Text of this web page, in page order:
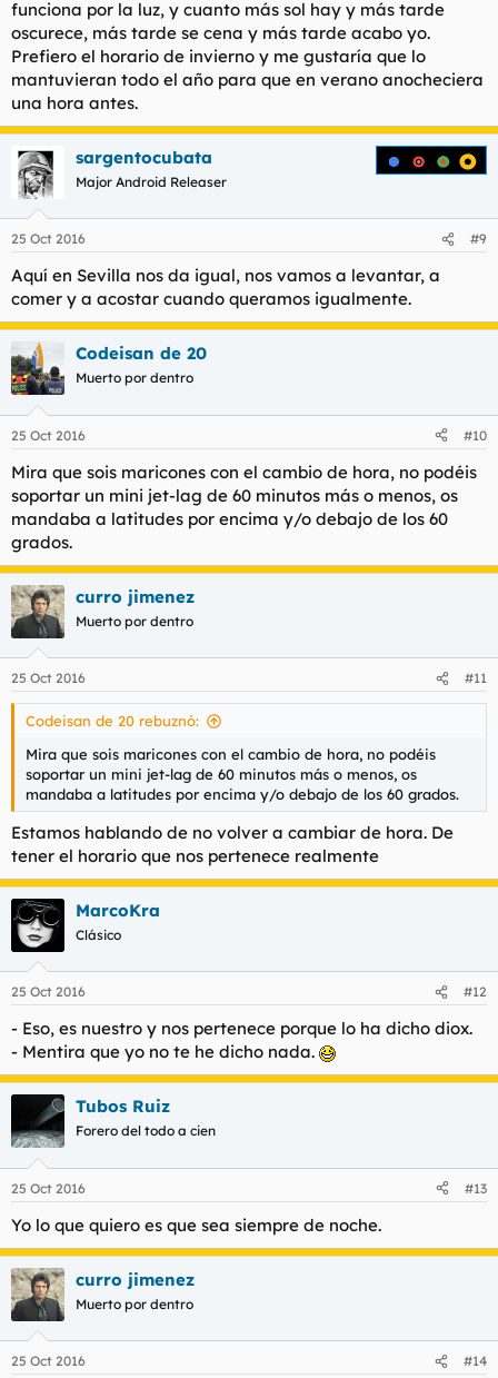
funciona por la luz, y cuanto más sol hay y más tarde
oscurece, más tarde se cena y más tarde acabo yo.
Prefiero el horario de invierno y me gustaría que lo
mantuvieran todo el año para que en verano anocheciera
una hora antes.
sargentocubata
Major Android Releaser
25 Oct 2016 #9
Aquí en Sevilla nos da igual, nos vamos a levantar, a
comer y a acostar cuando queramos igualmente.
Codeisan de 20
Muerto por dentro
25 Oct 2016 #10
Mira que sois maricones con el cambio de hora, no podéis
soportar un mini jet-lag de 60 minutos más o menos, os
mandaba a latitudes por encima y/o debajo de los 60
grados.
curro jimenez
Muerto por dentro
25 Oct 2016 #11
Codeisan de 20 rebuznó:
Mira que sois maricones con el cambio de hora, no podéis
soportar un mini jet-lag de 60 minutos más o menos, os
mandaba a latitudes por encima y/o debajo de los 60 grados.
Estamos hablando de no volver a cambiar de hora. De
tener el horario que nos pertenece realmente
MarcoKra
Clásico
25 Oct 2016 #12
- Eso, es nuestro y nos pertenece porque lo ha dicho diox.
- Mentira que yo no te he dicho nada.
Tubos Ruiz
Forero del todo a cien
25 Oct 2016 #13
Yo lo que quiero es que sea siempre de noche.
curro jimenez
Muerto por dentro
25 Oct 2016 #14